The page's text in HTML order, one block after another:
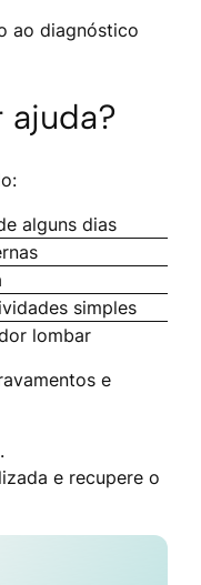
ao diagnóstico
ajuda?
alguns dias
simples
lombar
e
e recupere o